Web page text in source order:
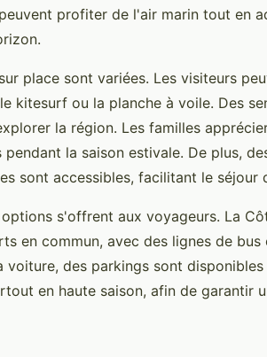
profiter de l'air marin tout en
place sont variées. Les visiteurs
kitesurf ou la planche à voile. Des
la région. Les familles
pendant la saison estivale. De plus,
sont accessibles, facilitant le séjour
s'offrent aux voyageurs. La
en commun, avec des lignes de
voiture, des parkings sont
en haute saison, afin de garantir